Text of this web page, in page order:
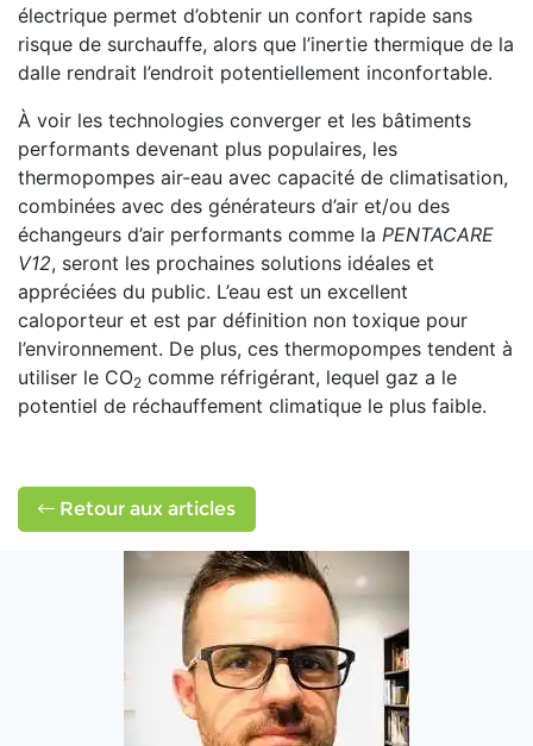
électrique permet d’obtenir un confort rapide sans
risque de surchauffe, alors que l’inertie thermique de la
dalle rendrait l’endroit potentiellement inconfortable.
À voir les technologies converger et les bâtiments
performants devenant plus populaires, les
thermopompes air-eau avec capacité de climatisation,
combinées avec des générateurs d’air et/ou des
échangeurs d’air performants comme la PENTACARE
V12, seront les prochaines solutions idéales et
appréciées du public. L’eau est un excellent
caloporteur et est par définition non toxique pour
l’environnement. De plus, ces thermopompes tendent à
utiliser le CO2 comme réfrigérant, lequel gaz a le
potentiel de réchauffement climatique le plus faible.
Retour aux articles